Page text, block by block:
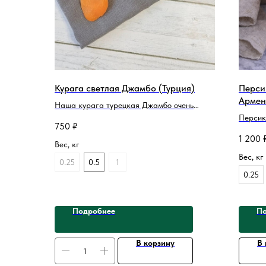
Курага светлая Джамбо (Турция)
Наша курага турецкая Джамбо очень
настоящих ценителей сухофруктов!
750 ₽
Вес, кг
0.25
0.5 1
Подробнее
В корзину
своим
вкусом
1 200
Вес, кг
0.25
В